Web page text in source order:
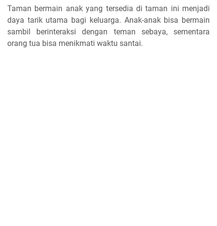
Taman bermain anak yang tersedia di taman ini menjadi
daya tarik utama bagi keluarga. Anak-anak bisa bermain
sambil berinteraksi dengan teman sebaya, sementara
orang tua bisa menikmati waktu santai.